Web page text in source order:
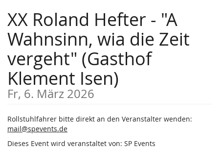
Haupt-
Inhalt
springen
XX Roland Hefter - "A
Wahnsinn, wia die Zeit
vergeht" (Gasthof
Klement Isen)
Fr, 6. März 2026
Rollstuhlfahrer bitte direkt an den Veranstalter wenden:
mail@spevents.de
Dieses Event wird veranstaltet von: SP Events